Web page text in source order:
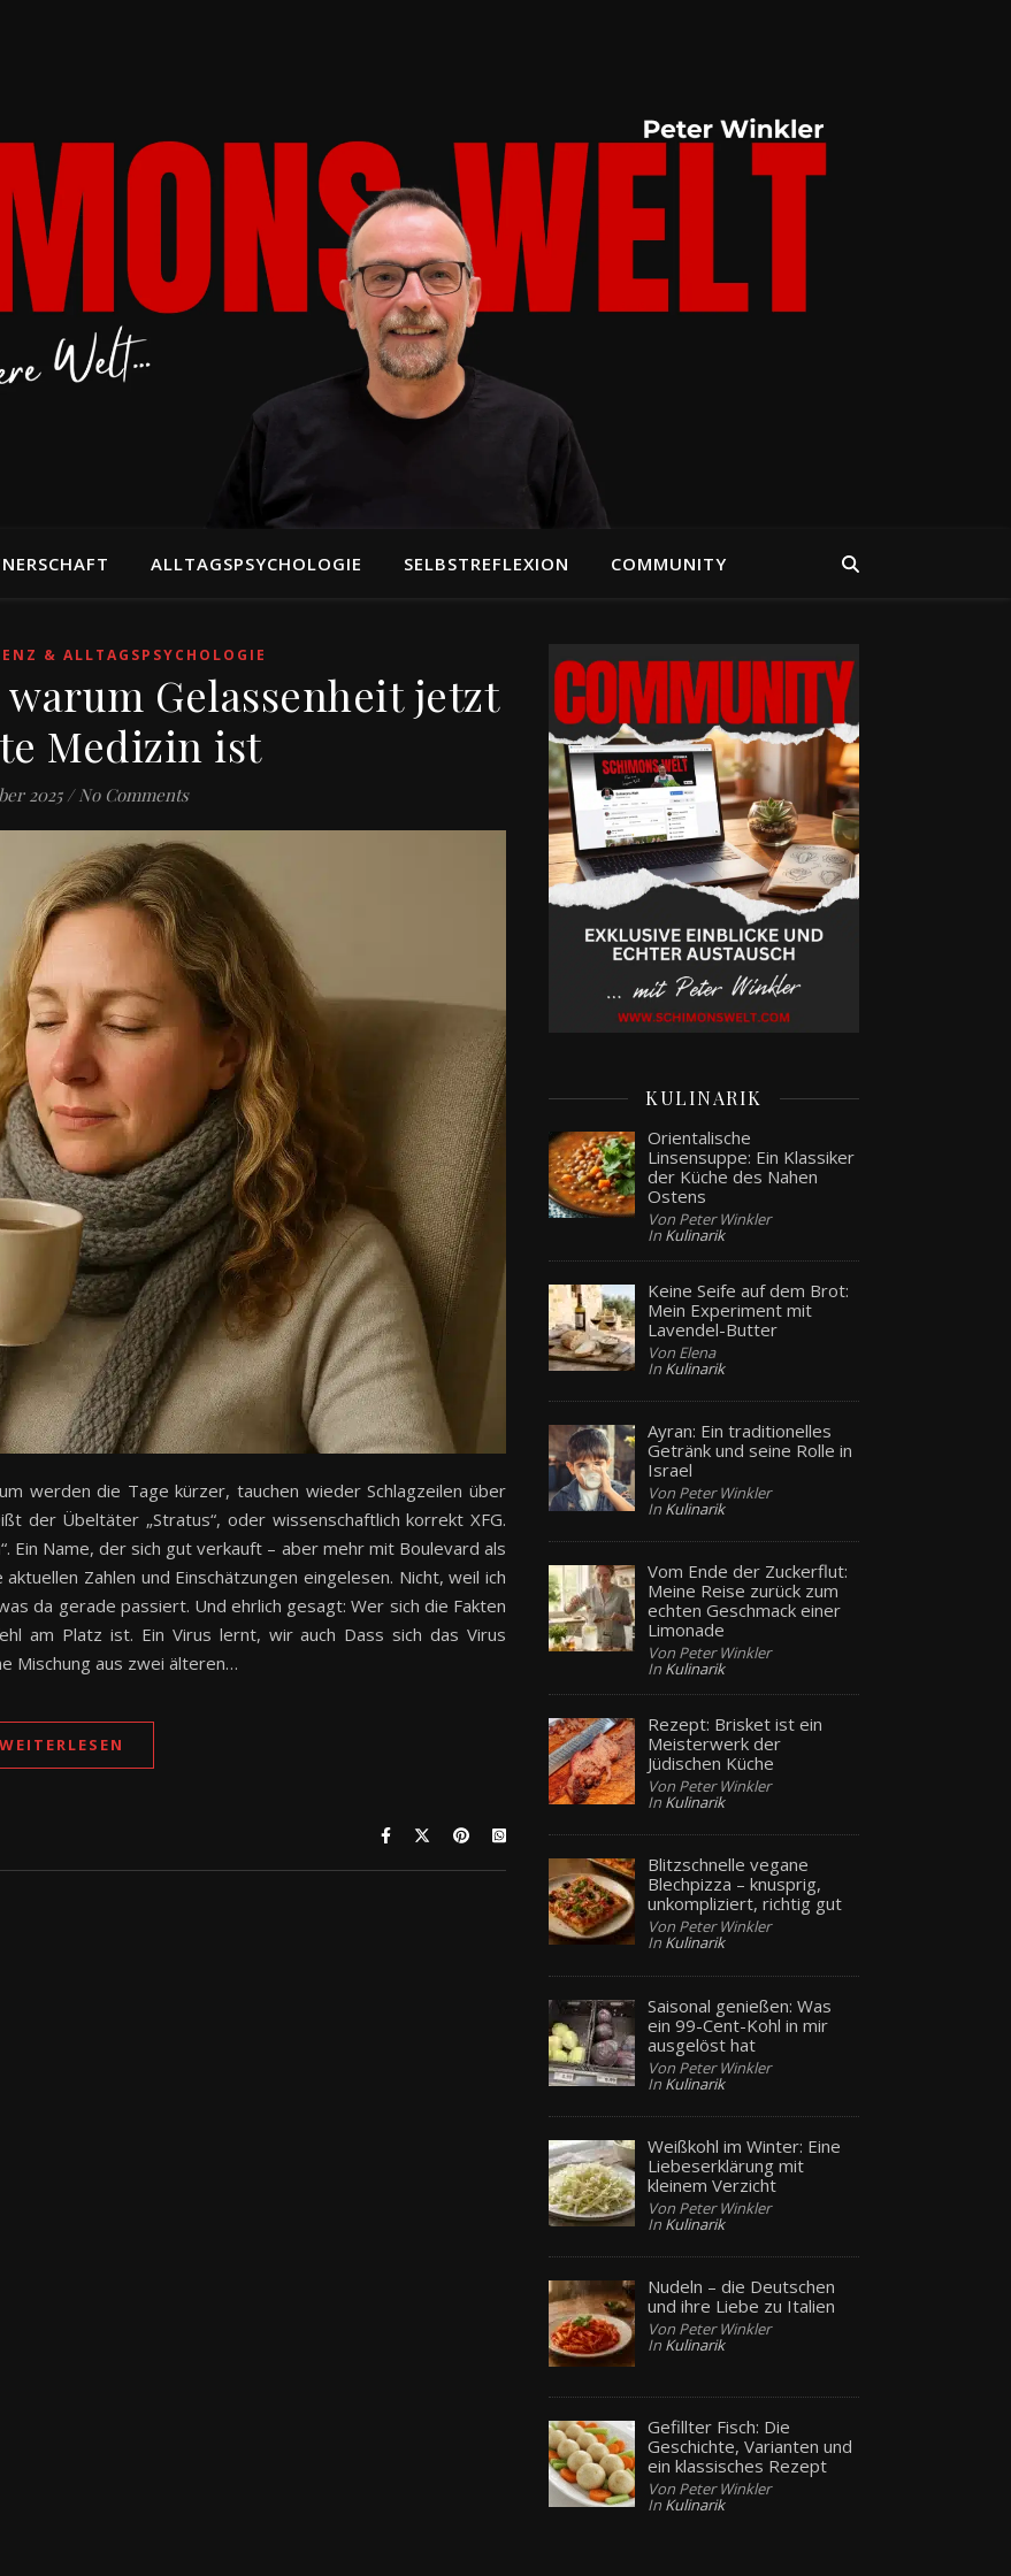
ALLTAGSPSYCHOLOGIE SELBSTREFLEXION COMMUNITY
& ALLTAGSPSYCHOLOGIE
Gelassenheit jetzt
Medizin ist
2025 / No Comments
werden die Tage kürzer, tauchen wieder Schlagzeilen über
der Übeltäter „Stratus“, oder wissenschaftlich korrekt XFG.
Ein Name, der sich gut verkauft – aber mehr mit Boulevard als
Zahlen und Einschätzungen eingelesen. Nicht, weil ich
da gerade passiert. Und ehrlich gesagt: Wer sich die Fakten
am Platz ist. Ein Virus lernt, wir auch Dass sich das Virus
Mischung aus zwei älteren…
WEITERLESEN
KULINARIK
Orientalische
Linsensuppe: Ein Klassiker
der Küche des Nahen
Ostens
Von Peter Winkler
In Kulinarik
Keine Seife auf dem Brot:
Mein Experiment mit
Lavendel-Butter
Von Elena
In Kulinarik
Ayran: Ein traditionelles
Getränk und seine Rolle in
Israel
Von Peter Winkler
In Kulinarik
Vom Ende der Zuckerflut:
Meine Reise zurück zum
echten Geschmack einer
Limonade
Von Peter Winkler
In Kulinarik
Rezept: Brisket ist ein
Meisterwerk der
Jüdischen Küche
Von Peter Winkler
In Kulinarik
Blitzschnelle vegane
Blechpizza – knusprig,
unkompliziert, richtig gut
Von Peter Winkler
In Kulinarik
Saisonal genießen: Was
ein 99-Cent-Kohl in mir
ausgelöst hat
Von Peter Winkler
In Kulinarik
Weißkohl im Winter: Eine
Liebeserklärung mit
kleinem Verzicht
Von Peter Winkler
In Kulinarik
Nudeln – die Deutschen
und ihre Liebe zu Italien
Von Peter Winkler
In Kulinarik
Gefillter Fisch: Die
Geschichte, Varianten und
ein klassisches Rezept
Von Peter Winkler
In Kulinarik